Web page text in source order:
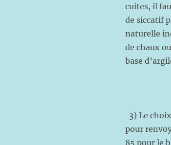
cuites, il
de siccatif
naturelle
de chaux
base
3) Le
pour
85 pour le